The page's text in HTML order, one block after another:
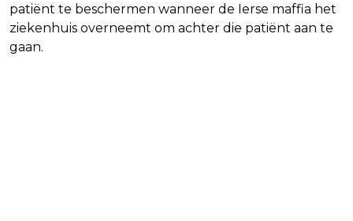
patiënt te beschermen wanneer de Ierse maffia het
ziekenhuis overneemt om achter die patiënt aan te
gaan.